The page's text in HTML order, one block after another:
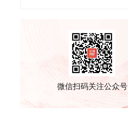
微信扫码关注公众号